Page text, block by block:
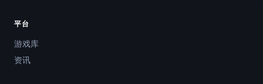
平台
游戏库
资讯